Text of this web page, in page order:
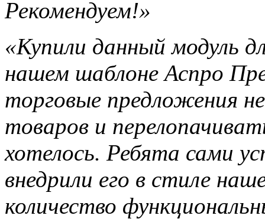
Рекомендуем!»
«Купили данный модуль
нашем шаблоне Аспро
торговые предложения
товаров и
хотелось. Ребята сами
внедрили его в стиле
количество